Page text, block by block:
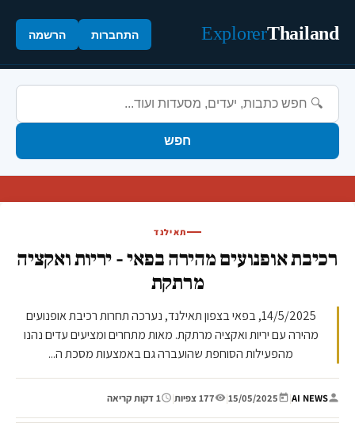
Thailand
Explorer התחברות הרשמה
חפש
תאילנד
רכיבת אופנועים מהירה בפאי - יריות ואקציה
מרתקת
14/5/2025, בפאי בצפון תאילנד, נערכה תחרות רכיבת אופנועים
מהירה עם יריות ואקציה מרתקת. מאות מתחרים ומציעים עדים נהנו
מהפעילות הסוחפת שהועברה גם באמצעות מסכת ה...
AI NEWS
|
15/05/2025
| 177 צפיות | 1 דקות קריאה